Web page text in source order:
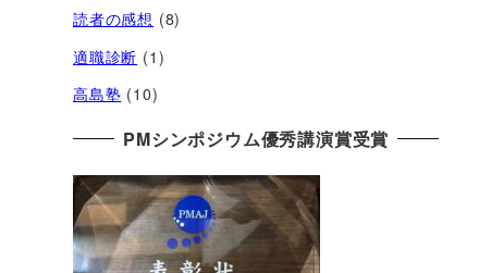
読者の感想 (8)
適職診断 (1)
高島塾 (10)
PMシンポジウム優秀講演賞受賞